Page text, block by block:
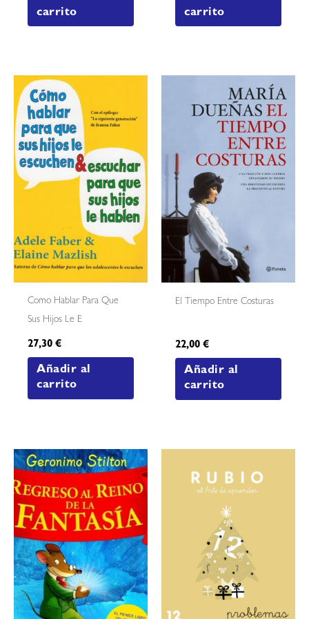
carrito
carrito
Como Hablar Para Que
Sus Hijos Le E
27,30€
Añadir al
carrito
El Tiempo Entre Costuras
22,00€
Añadir al
carrito